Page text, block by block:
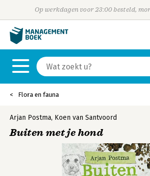
Op werkdagen voor 23:00 besteld,
Flora en fauna
Arjan Postma, Koen van Santvoord
Buiten met je hond